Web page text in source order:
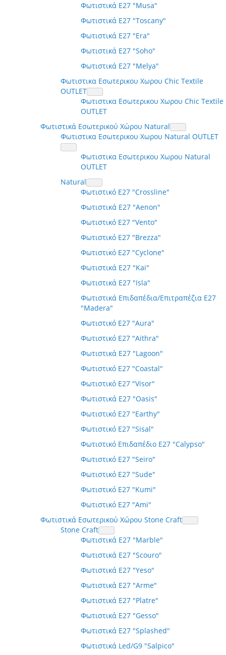
Φωτιστικά E27 "Musa"
Φωτιστικά E27 "Toscany"
Φωτιστικά E27 "Era"
Φωτιστικά E27 "Soho"
Φωτιστικά E27 "Melya"
Φωτιστικα Εσωτερικου Χωρου Chic Textile
OUTLET
Φωτιστικα Εσωτερικου Χωρου Chic Textile
OUTLET
Φωτιστικά Εσωτερικού Χώρου Natural
Φωτιστικα Εσωτερικου Χωρου Natural OUTLET
Φωτιστικα Εσωτερικου Χωρου Natural
OUTLET
Natural
Φωτιστικό E27 "Crossline"
Φωτιστικά E27 "Aenon"
Φωτιστικό E27 "Vento"
Φωτιστικό E27 "Brezza"
Φωτιστικό E27 "Cyclone"
Φωτιστικά E27 "Kai"
Φωτιστικά E27 "Isla"
Φωτιστικά Επιδαπέδια/Επιτραπέζια E27
"Madera"
Φωτιστικό E27 "Aura"
Φωτιστικό E27 "Aithra"
Φωτιστικά E27 "Lagoon"
Φωτιστικό E27 "Coastal"
Φωτιστικό E27 "Visor"
Φωτιστικά E27 "Oasis"
Φωτιστικό E27 "Earthy"
Φωτιστικό E27 "Sisal"
Φωτιστικό Επιδαπέδιο E27 "Calypso"
Φωτιστικό E27 "Seiro"
Φωτιστικό E27 "Sude"
Φωτιστικό E27 "Kumi"
Φωτιστικό E27 "Ami"
Φωτιστικά Εσωτερικού Χώρου Stone Craft
Stone Craft
Φωτιστικά E27 "Marble"
Φωτιστικά E27 "Scouro"
Φωτιστικά E27 "Yeso"
Φωτιστικά E27 "Arme"
Φωτιστικά E27 "Platre"
Φωτιστικά E27 "Gesso"
Φωτιστικά E27 "Splashed"
Φωτιστικά Led/G9 "Salpico"